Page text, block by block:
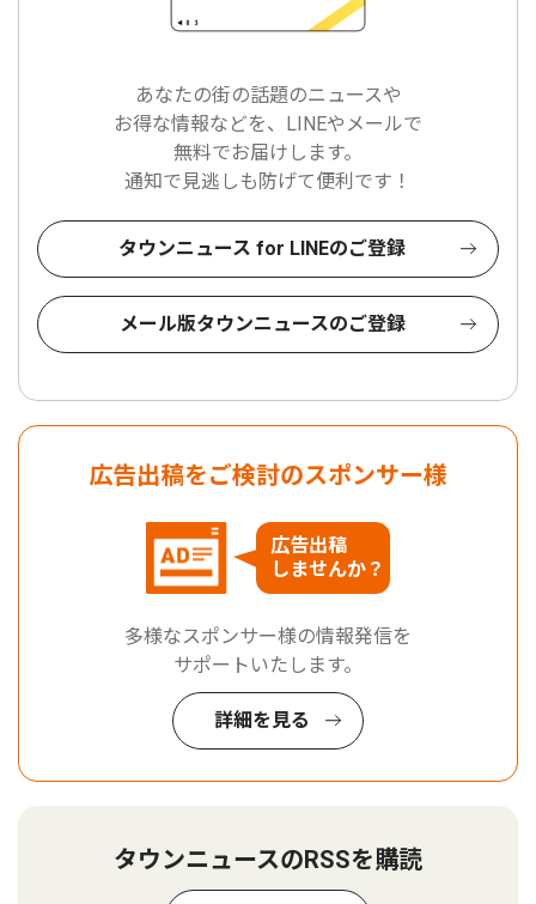
あなたの街の話題のニュースや
お得な情報などを、LINEやメールで
無料でお届けします。
通知で見逃しも防げて便利です！
タウンニュース for LINEのご登録
メール版タウンニュースのご登録
広告出稿をご検討のスポンサー様
広告出稿
しませんか？
多様なスポンサー様の情報発信を
サポートいたします。
詳細を見る
タウンニュースのRSSを購読